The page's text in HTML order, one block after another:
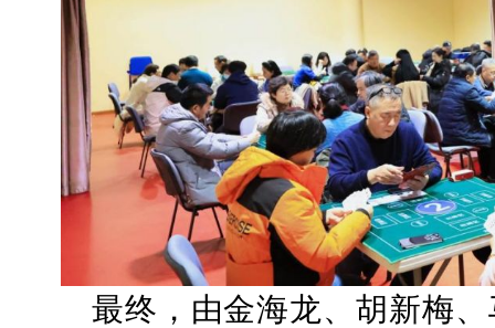
最终，由金海龙、胡新梅